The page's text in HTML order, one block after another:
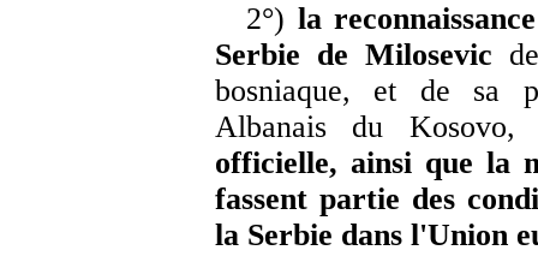
2°) la
Serbie de Milosevic
bosniaque, et de sa
Albanais du
officielle, ainsi que la
fassent partie des
la Serbie dans l'Union